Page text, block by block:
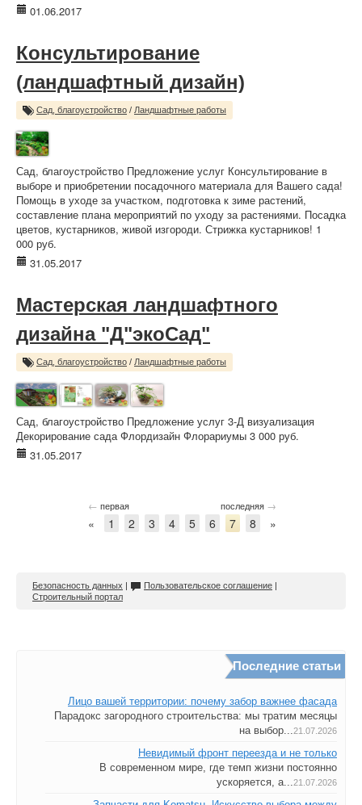
01.06.2017
Консультирование
(ландшафтный дизайн)
Сад, благоустройство / Ландшафтные работы
Сад, благоустройство Предложение услуг Консультирование в
выборе и приобретении посадочного материала для Вашего сада!
Помощь в уходе за участком, подготовка к зиме растений,
составление плана мероприятий по уходу за растениями. Посадка
цветов, кустарников, живой изгороди. Стрижка кустарников! 1
000 руб.
31.05.2017
Мастерская ландшафтного
дизайна "Д"экоСад"
Сад, благоустройство / Ландшафтные работы
Сад, благоустройство Предложение услуг 3-Д визуализация
Декорирование сада Флордизайн Флорариумы 3 000 руб.
31.05.2017
← первая последняя →
« 1 2 3 4 5 6 7 8 »
Безопасность данных | Пользовательское соглашение |
Строительный портал
Последние статьи
Лицо вашей территории: почему забор важнее фасада
Парадокс загородного строительства: мы тратим месяцы
на выбор...21.07.2026
Невидимый фронт переезда и не только
В современном мире, где темп жизни постоянно
ускоряется, а...21.07.2026